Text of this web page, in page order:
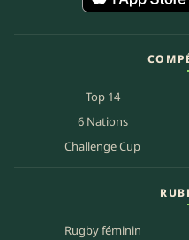
Top 14
6 Nations
Challenge Cup
Rugby féminin